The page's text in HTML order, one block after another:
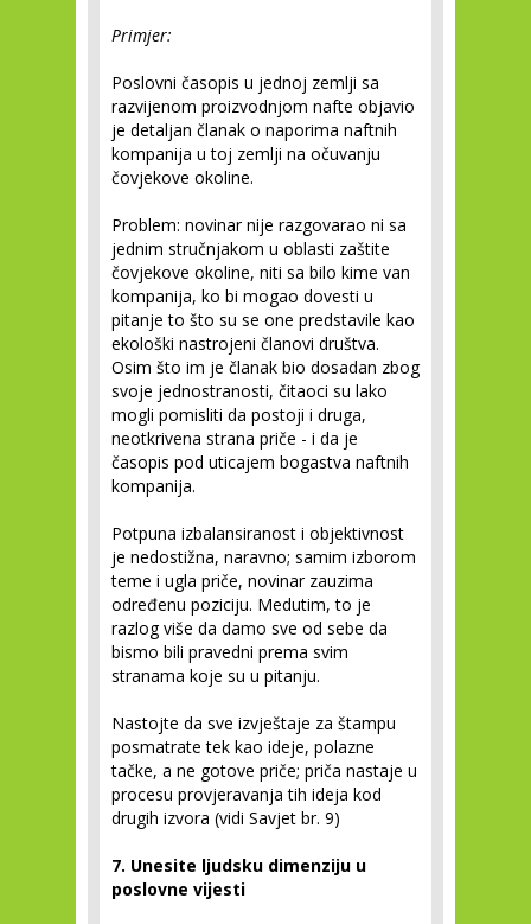
Primjer:
Poslovni časopis u jednoj zemlji sa
razvijenom proizvodnjom nafte objavio
je detaljan članak o naporima naftnih
kompanija u toj zemlji na očuvanju
čovjekove okoline.
Problem: novinar nije razgovarao ni sa
jednim stručnjakom u oblasti zaštite
čovjekove okoline, niti sa bilo kime van
kompanija, ko bi mogao dovesti u
pitanje to što su se one predstavile kao
ekološki nastrojeni članovi društva.
Osim što im je članak bio dosadan zbog
svoje jednostranosti, čitaoci su lako
mogli pomisliti da postoji i druga,
neotkrivena strana priče - i da je
časopis pod uticajem bogastva naftnih
kompanija.
Potpuna izbalansiranost i objektivnost
je nedostižna, naravno; samim izborom
teme i ugla priče, novinar zauzima
određenu poziciju. Medutim, to je
razlog više da damo sve od sebe da
bismo bili pravedni prema svim
stranama koje su u pitanju.
Nastojte da sve izvještaje za štampu
posmatrate tek kao ideje, polazne
tačke, a ne gotove priče; priča nastaje u
procesu provjeravanja tih ideja kod
drugih izvora (vidi Savjet br. 9)
7. Unesite ljudsku dimenziju u
poslovne vijesti